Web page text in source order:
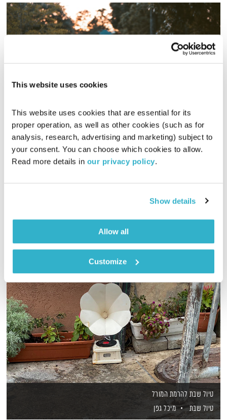
This website uses cookies
This website uses cookies that are essential for its
proper operation, as well as other cookies (such as for
analysis, research, advertising and marketing) subject to
your consent. You can choose which cookies to allow.
Read more details in our privacy policy.
Show details
Allow all
Customize
טוויסט בעלילה
ענת קלו לברון
25.11.18
00:56:48
לסטנדאפיסטית
טיול שבת להרמת המורל
טיול שבת
מיכל גפן